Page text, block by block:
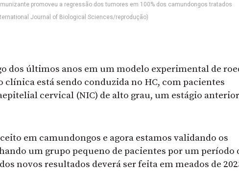
promoveu a regressão dos tumores em 100% dos camundongos tratados
Journal of Biological Sciences/reprodução)
dos últimos anos em um modelo experimental de
está sendo conduzida no HC, com pacientes
cervical (NIC) de alto grau, um estágio
em camundongos e agora estamos validando os
um grupo pequeno de pacientes por um período
novos resultados deverá ser feita em meados de